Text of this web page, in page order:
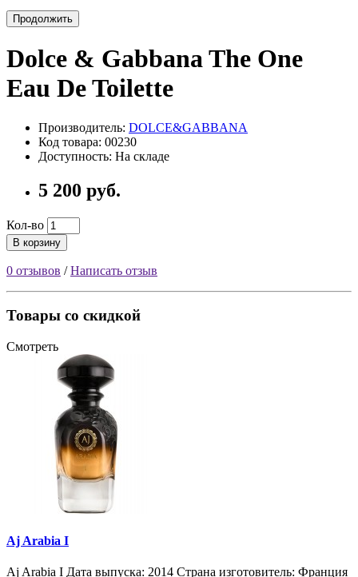
Продолжить
Dolce & Gabbana The One
Eau De Toilette
Производитель: DOLCE&GABBANA
Код товара: 00230
Доступность: На складе
5 200 руб.
Кол-во
В корзину
0 отзывов /Написать отзыв
Товары со скидкой
Смотреть
Aj Arabia I
Aj Arabia I Дата выпуска: 2014 Страна изготовитель: Франция